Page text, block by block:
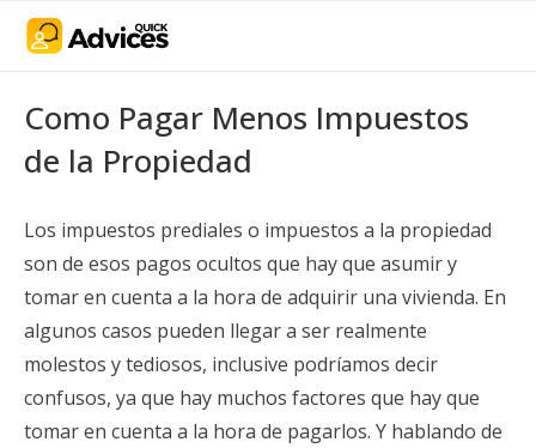
Como Pagar Menos Impuestos
de la Propiedad
Los impuestos prediales o impuestos a la propiedad
son de esos pagos ocultos que hay que asumir y
tomar en cuenta a la hora de adquirir una vivienda. En
algunos casos pueden llegar a ser realmente
molestos y tediosos, inclusive podríamos decir
confusos, ya que hay muchos factores que hay que
tomar en cuenta a la hora de pagarlos. Y hablando de